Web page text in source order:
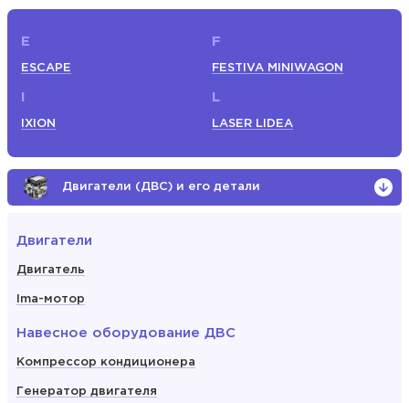
E
ESCAPE
F
FESTIVA MINIWAGON
IXION
L
LASER LIDEA
Двигатели (ДВС) и его детали
Двигатели
Двигатель
Ima-мотор
Навесное оборудование ДВС
Компрессор кондиционера
Генератор двигателя